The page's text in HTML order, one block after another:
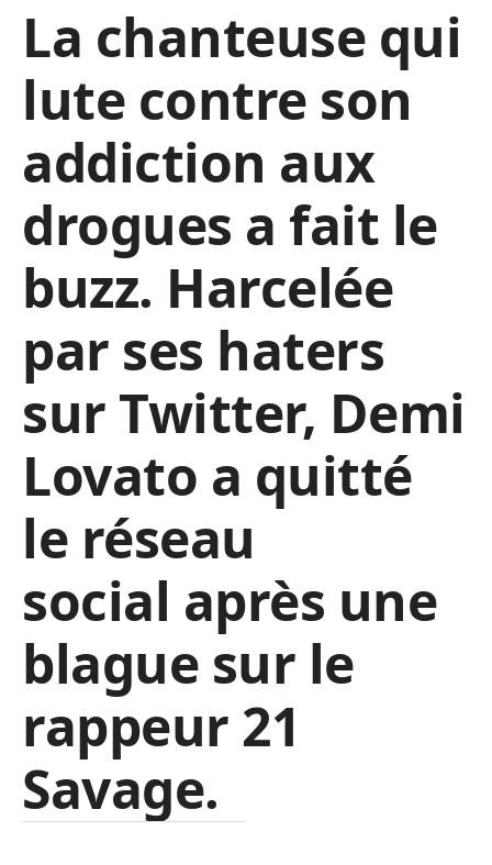
La chanteuse qui
lute contre son
addiction aux
drogues a fait le
buzz. Harcelée
par ses haters
sur Twitter, Demi
Lovato a quitté
le réseau
social après une
blague sur le
rappeur 21
Savage.